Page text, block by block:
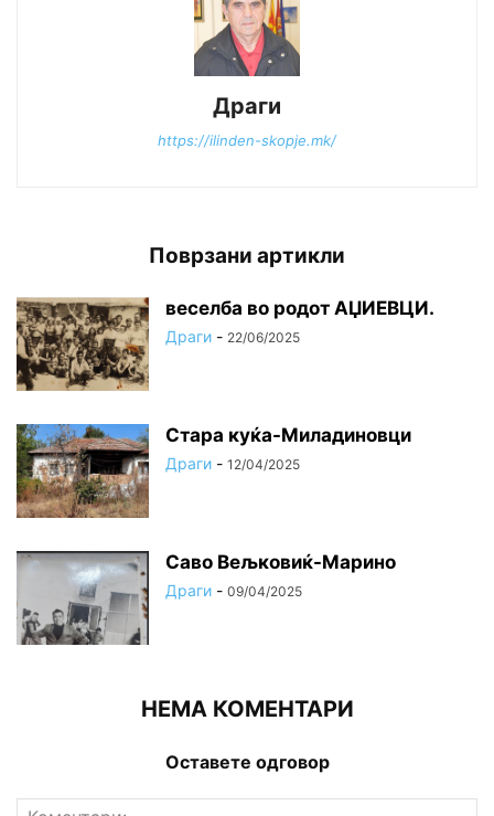
Драги
https://ilinden-skopje.mk/
Поврзани артикли
веселба во родот АЏИЕВЦИ.
Драги - 22/06/2025
Стара куќа-Миладиновци
Драги - 12/04/2025
Саво Вељковиќ-Марино
Драги - 09/04/2025
НЕМА КОМЕНТАРИ
Оставете одговор